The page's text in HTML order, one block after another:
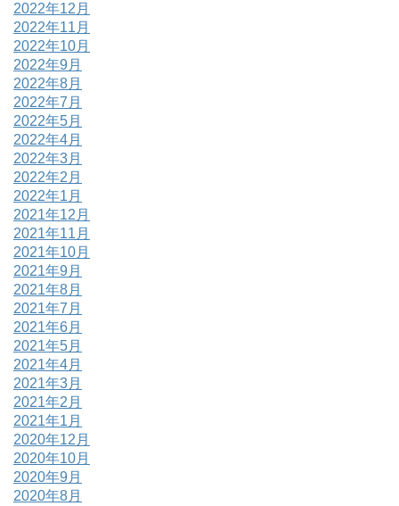
2022年12月
2022年11月
2022年10月
2022年9月
2022年8月
2022年7月
2022年5月
2022年4月
2022年3月
2022年2月
2022年1月
2021年12月
2021年11月
2021年10月
2021年9月
2021年8月
2021年7月
2021年6月
2021年5月
2021年4月
2021年3月
2021年2月
2021年1月
2020年12月
2020年10月
2020年9月
2020年8月